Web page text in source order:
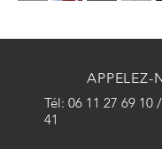
APPELEZ-
Tél: 06 11 27 69 10 /
41